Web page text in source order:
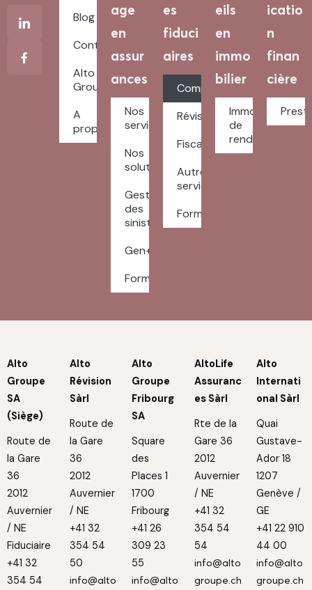
Blog
Contact
Alto
Groupe
A
propos
age
en
assur
ances
Nos
services
Nos
solutions
Gestion
des
sinistres
Gen+
Formulaires
es
fiduci
aires
Comptabilité
Révision
Fiscalité
Autres
services
Formulaires
eils
en
immo
bilier
Immobilier
de
rendement
icatio
n
finan
cière
Alto
Groupe
SA
(Siège)
Route de
la Gare
36
2012
Auvernier
/ NE
Fiduciaire
+41 32
354 54
Alto
Révision
Sàrl
Route de
la Gare
36
2012
Auvernier
/ NE
+41 32
354 54
50
info@alto
Alto
Groupe
Fribourg
SA
Square
des
Places 1
1700
Fribourg
+41 26
309 23
55
info@alto
AltoLife
Assuranc
es Sàrl
Rte de la
Gare 36
2012
Auvernier
/ NE
+41 32
354 54
54
info@alto
groupe.ch
Alto
Internati
onal Sàrl
Quai
Gustave-
Ador 18
1207
Genève /
GE
+41 22 910
44 00
info@alto
groupe.ch